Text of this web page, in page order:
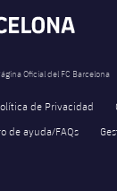
Oficial del FC Barcelona
de Privacidad
de ayuda/FAQs